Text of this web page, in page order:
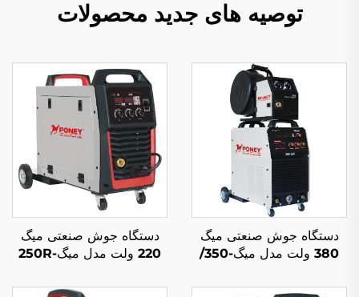
توصیه های جدید محصولات
دستگاه جوش صنعتی میگ
380 ولت مدل میگ-350/
جداگانه، چندکاره با محافظ
دستگاه جوش صنعتی میگ
220 ولت مدل میگ-250R
اکسید کربن و جوشکاری